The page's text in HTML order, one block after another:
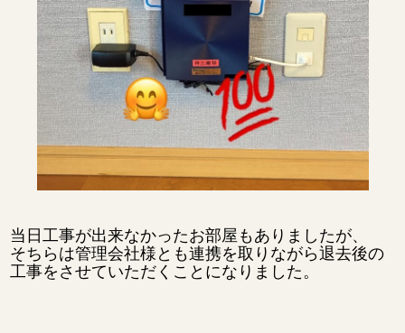
当日工事が出来なかったお部屋もありましたが、
そちらは管理会社様とも連携を取りながら退去後の
工事をさせていただくことになりました。